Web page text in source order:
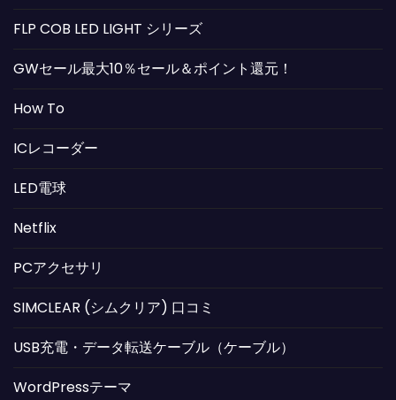
FLP COB LED LIGHT シリーズ
GWセール最大10％セール＆ポイント還元！
How To
ICレコーダー
LED電球
Netflix
PCアクセサリ
SIMCLEAR (シムクリア) 口コミ
USB充電・データ転送ケーブル（ケーブル）
WordPressテーマ